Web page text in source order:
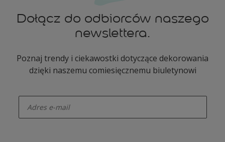
Dołącz do odbiorców naszego
newslettera.
Poznaj trendy i ciekawostki dotyczące dekorowania
dzięki naszemu comiesięcznemu biuletynowi